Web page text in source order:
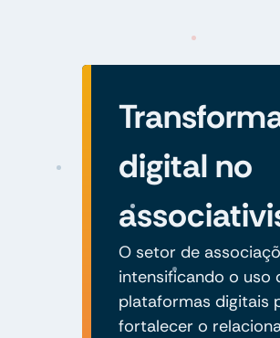
digital no
O setor de
intensificando o uso
plataformas digitais
fortalecer o